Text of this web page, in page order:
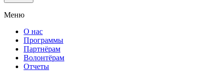
Меню
О нас
Программы
Партнёрам
Волонтёрам
Отчеты